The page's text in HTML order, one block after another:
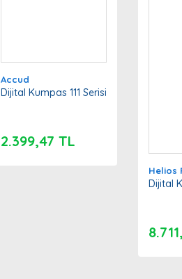
Accud
Dijital Kumpas 111 Serisi
2.399,47 TL
Helios
Dijital